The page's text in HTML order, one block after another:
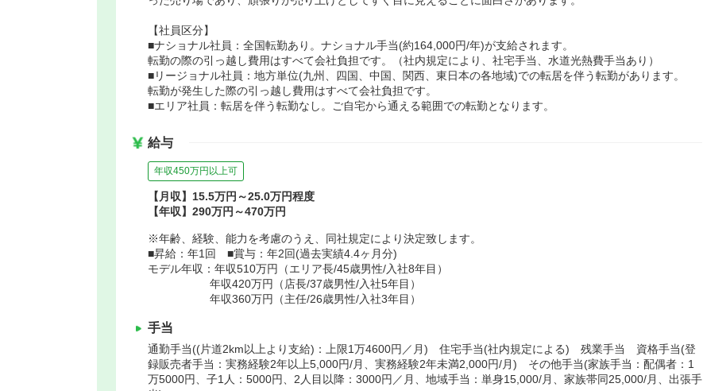
【社員区分】
■ナショナル社員：全国転勤あり。ナショナル手当(約164,000円/年)が支給されます。
転勤の際の引っ越し費用はすべて会社負担です。（社内規定により、社宅手当、水道光熱費手当あり）
■リージョナル社員：地方単位(九州、四国、中国、関西、東日本の各地域)での転居を伴う転勤があります。
転勤が発生した際の引っ越し費用はすべて会社負担です。
■エリア社員：転居を伴う転勤なし。ご自宅から通える範囲での転勤となります。
給与
年収450万円以上可
【月収】15.5万円～25.0万円程度
【年収】290万円～470万円
※年齢、経験、能力を考慮のうえ、同社規定により決定致します。
■昇給：年1回 ■賞与：年2回(過去実績4.4ヶ月分)
モデル年収：年収510万円（エリア長/45歳男性/入社8年目）
年収420万円（店長/37歳男性/入社5年目）
年収360万円（主任/26歳男性/入社3年目）
手当
通勤手当((片道2km以上より支給)：上限1万4600円／月) 住宅手当(社内規定による) 残業手当 資格手当(登
録販売者手当：実務経験2年以上5,000円/月、実務経験2年未満2,000円/月) その他手当(家族手当：配偶者：1
万5000円、子1人：5000円、2人目以降：3000円／月、地域手当：単身15,000/月、家族帯同25,000/月、出張手